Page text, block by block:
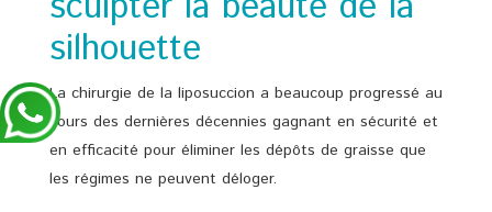
silhouette
La chirurgie de la liposuccion a beaucoup progressé au
cours des dernières décennies gagnant en sécurité et
en efficacité pour éliminer les dépôts de graisse que
les régimes ne peuvent déloger.